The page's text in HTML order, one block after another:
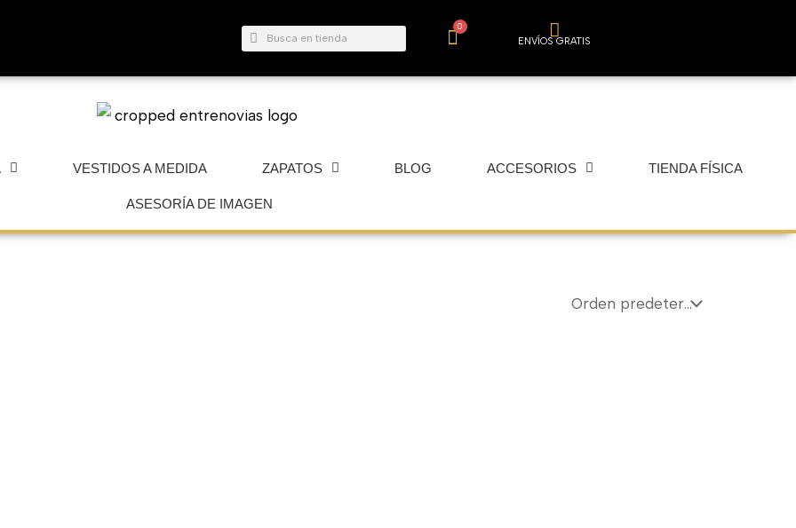
Buscar
Buscar
0
Carrito ENVÍOS GRATIS
VESTIDOS A MEDIDA ZAPATOS BLOG ACCESORIOS TIENDA FÍSICA
ASESORÍA DE IMAGEN